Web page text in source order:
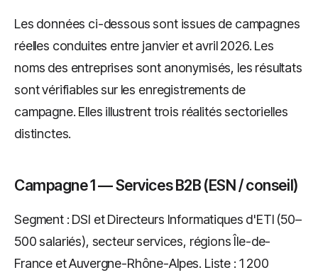
Les données ci-dessous sont issues de campagnes
réelles conduites entre janvier et avril 2026. Les
noms des entreprises sont anonymisés, les résultats
sont vérifiables sur les enregistrements de
campagne. Elles illustrent trois réalités sectorielles
distinctes.
Campagne 1 — Services B2B (ESN / conseil)
Segment : DSI et Directeurs Informatiques d'ETI (50–
500 salariés), secteur services, régions Île-de-
France et Auvergne-Rhône-Alpes. Liste : 1 200